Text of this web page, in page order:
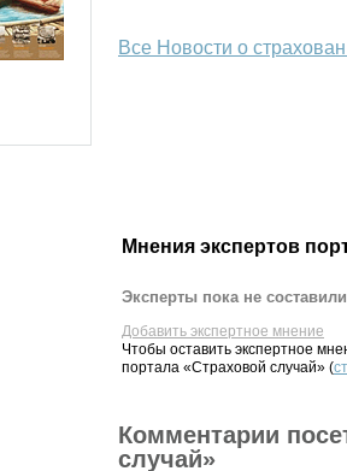
Все Новости о
Мнения экспертов
Эксперты пока не
Добавить экспертное мнение
Чтобы оставить экспертное
портала «Страховой случай» (
Комментарии
случай»